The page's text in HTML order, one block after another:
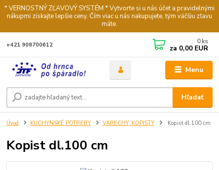
* VERNOSTNÝ ZĽAVOVÝ SYSTÉM * Vytvorte si u nás účet a pravidelnými
nákupmi získajte lepšie ceny. Čím viac u nás nakupujete, tým väčšiu zľavu
máte.
Menu
Hľadať
+421 908700612 0 ks
za 0,00 EUR
Úvod KUCHYNSKÉ POTREBY VARECHY, KOPISTY Kopist dl.100 cm
Kopist dl.100 cm